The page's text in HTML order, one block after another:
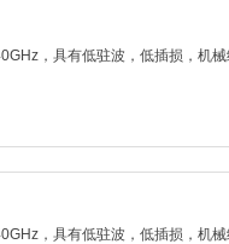
，具有低驻波，低插损，机
，具有低驻波，低插损，机